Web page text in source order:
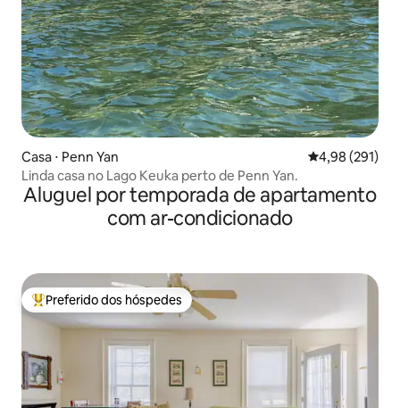
Casa ⋅ Penn Yan 4,98 de uma
4,98 (291)
Linda casa no Lago Keuka perto de Penn Yan.
Aluguel por temporada de apartamento
com ar-condicionado
Entre os melhores preferidos dos hóspedes
Preferido dos hóspedes